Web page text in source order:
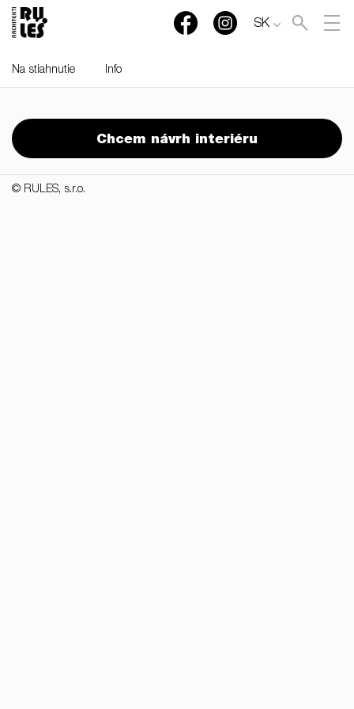
SK
Na stiahnutie Info
Chcem návrh interiéru
RULES, s.r.o., Klincová
37/B, 821 08 Bratislava,
Slovensko
© RULES, s.r.o.